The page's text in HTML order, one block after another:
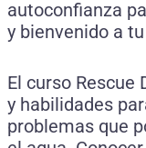
autoconfianza
y bienvenido a
El curso Rescue
y habilidades
problemas que